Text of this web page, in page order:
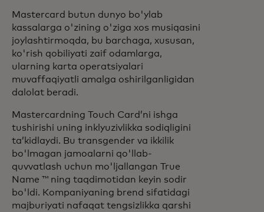
Mastercard butun dunyo bo'ylab
kassalarga o'zining o'ziga xos musiqasini
joylashtirmoqda, bu barchaga, xususan,
ko'rish qobiliyati zaif odamlarga,
ularning karta operatsiyalari
muvaffaqiyatli amalga oshirilganligidan
dalolat beradi.
Mastercardning Touch Card’ni ishga
tushirishi uning inklyuzivlikka sodiqligini
ta’kidlaydi. Bu transgender va ikkilik
bo'lmagan jamoalarni qo'llab-
quvvatlash uchun mo'ljallangan True
Name ™ ning taqdimotidan keyin sodir
bo'ldi. Kompaniyaning brend sifatidagi
majburiyati nafaqat tengsizlikka qarshi